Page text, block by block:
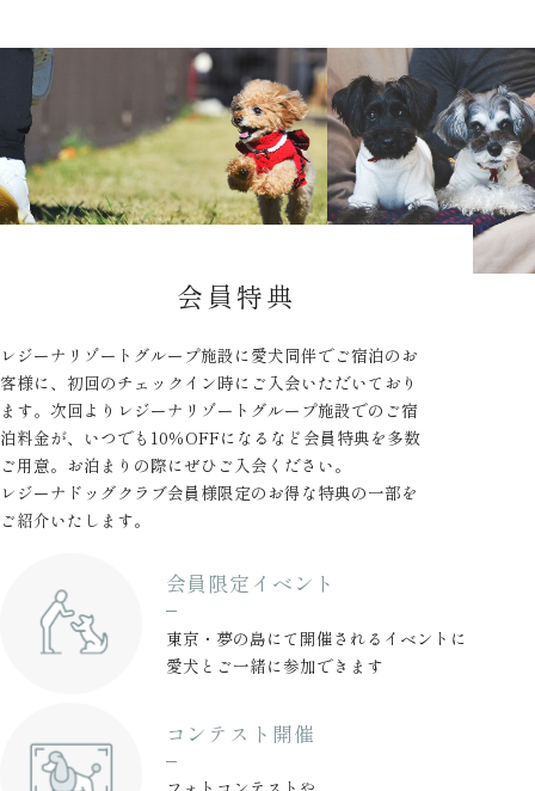
会員特典
レジーナリゾートグループ施設に愛犬同伴でご宿泊のお
客様に、 初回のチェックイン時にご入会いただいており
ます。 次回よりレジーナリゾートグループ施設でのご宿
泊料金が、 いつでも10％OFFになるなど会員特典を多数
ご用意。 お泊まりの際にぜひご入会ください。
レジーナドッグクラブ会員様限定のお得な特典の一部を
ご紹介いたします。
会員限定イベント
東京・夢の島にて 開催されるイベントに
愛犬とご一緒に参加できます
コンテスト開催